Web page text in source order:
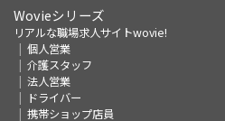
Wovieシリーズ
リアルな職場求人サイトwovie!
個人営業
介護スタッフ
法人営業
ドライバー
携帯ショップ店員